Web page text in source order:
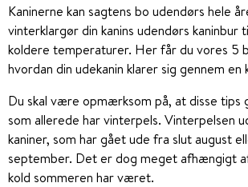
Kaninerne kan sagtens bo udendørs hele
vinterklargør din kanins udendørs kaninbur
koldere temperaturer. Her får du vores 5
hvordan din udekanin klarer sig gennem en
Du skal være opmærksom på, at disse tips
som allerede har vinterpels. Vinterpelsen
kaniner, som har gået ude fra slut august
september. Det er dog meget afhængigt
kold sommeren har været.